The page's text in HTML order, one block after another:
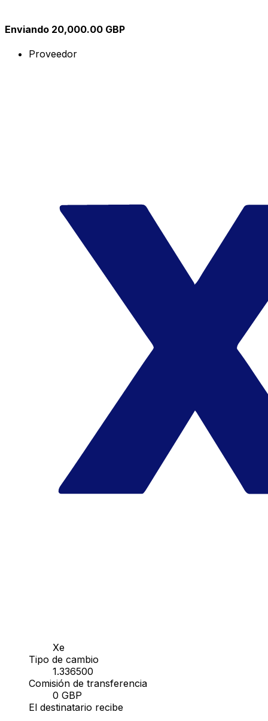
Enviando 20,000.00 GBP
Proveedor
Xe
Tipo de cambio
1.336500
Comisión de transferencia
0 GBP
El destinatario recibe